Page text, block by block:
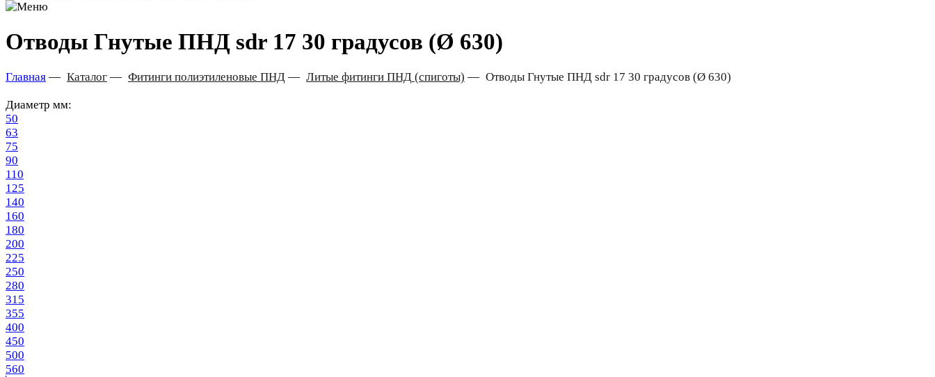
Отводы Гнутые ПНД sdr 17 30 градусов (Ø 630)
Главная — Каталог— Фитинги полиэтиленовые ПНД — Литые фитинги ПНД (спиготы) — Отводы Гнутые ПНД sdr 17 30 градусов (Ø 630)
Диаметр мм:
50
63
75
90
110
125
140
160
180
200
225
250
280
315
355
400
450
500
560